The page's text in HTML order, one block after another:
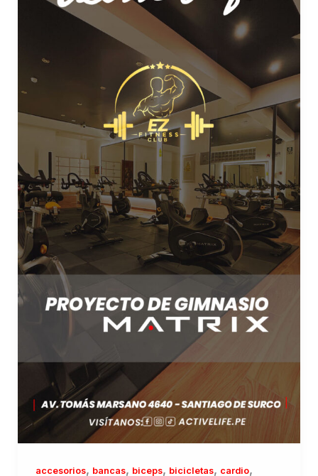
accesorios, bancas, biceps, bicicletas, cardio,